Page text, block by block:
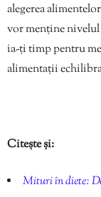
alegerea
vor menține nivelul
ia-ți timp pentru
alimentații
Citește și:
Mituri în diete: